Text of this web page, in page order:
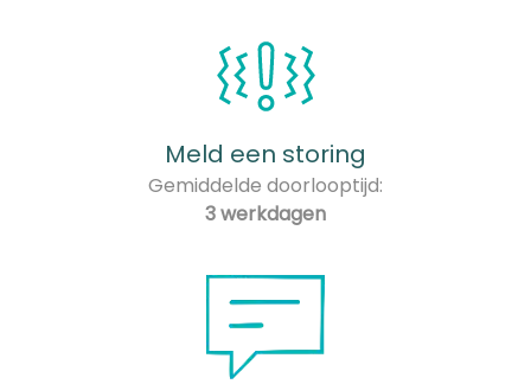
Meld een storing
Gemiddelde doorlooptijd:
3 werkdagen